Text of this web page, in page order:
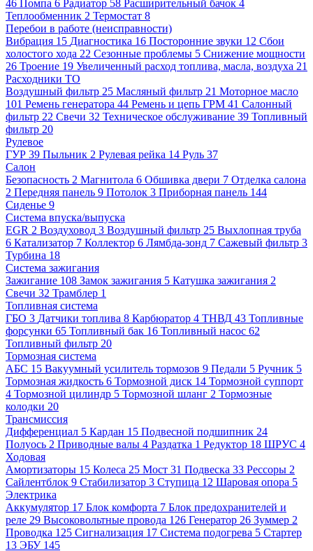
46 Помпа 6 Радиатор 58 Расширительный бачок 4
Теплообменник 2 Термостат 8
Перебои в работе (неисправности)
Вибрация 15 Диагностика 16 Посторонние звуки 12 Сбои
холостого хода 22 Сезонные проблемы 5 Снижение мощности
26 Троение 19 Увеличенный расход топлива, масла, воздуха 21
Расходники ТО
Воздушный фильтр 25 Масляный фильтр 21 Моторное масло
101 Ремень генератора 44 Ремень и цепь ГРМ 41 Салонный
фильтр 22 Свечи 32 Техническое обслуживание 39 Топливный
фильтр 20
Рулевое
ГУР 39 Пыльник 2 Рулевая рейка 14 Руль 37
Салон
Безопасность 2 Магнитола 6 Обшивка двери 7 Отделка салона
2 Передняя панель 9 Потолок 3 Приборная панель 144
Сиденье 9
Система впуска/выпуска
EGR 2 Воздуховод 3 Воздушный фильтр 25 Выхлопная труба
6 Катализатор 7 Коллектор 6 Лямбда-зонд 7 Сажевый фильтр 3
Турбина 18
Система зажигания
Зажигание 108 Замок зажигания 5 Катушка зажигания 2
Свечи 32 Трамблер 1
Топливная система
ГБО 3 Датчики топлива 8 Карбюратор 4 ТНВД 43 Топливные
форсунки 65 Топливный бак 16 Топливный насос 62
Топливный фильтр 20
Тормозная система
АБС 15 Вакуумный усилитель тормозов 9 Педали 5 Ручник 5
Тормозная жидкость 6 Тормозной диск 14 Тормозной суппорт
4 Тормозной цилиндр 5 Тормозной шланг 2 Тормозные
колодки 20
Трансмиссия
Дифференциал 5 Кардан 15 Подвесной подшипник 24
Полуось 2 Приводные валы 4 Раздатка 1 Редуктор 18 ШРУС 4
Ходовая
Амортизаторы 15 Колеса 25 Мост 31 Подвеска 33 Рессоры 2
Сайлентблок 9 Стабилизатор 3 Ступица 12 Шаровая опора 5
Электрика
Аккумулятор 17 Блок комфорта 7 Блок предохранителей и
реле 29 Высоковольтные провода 126 Генератор 26 Зуммер 2
Проводка 125 Сигнализация 17 Система подогрева 5 Стартер
13 ЭБУ 145